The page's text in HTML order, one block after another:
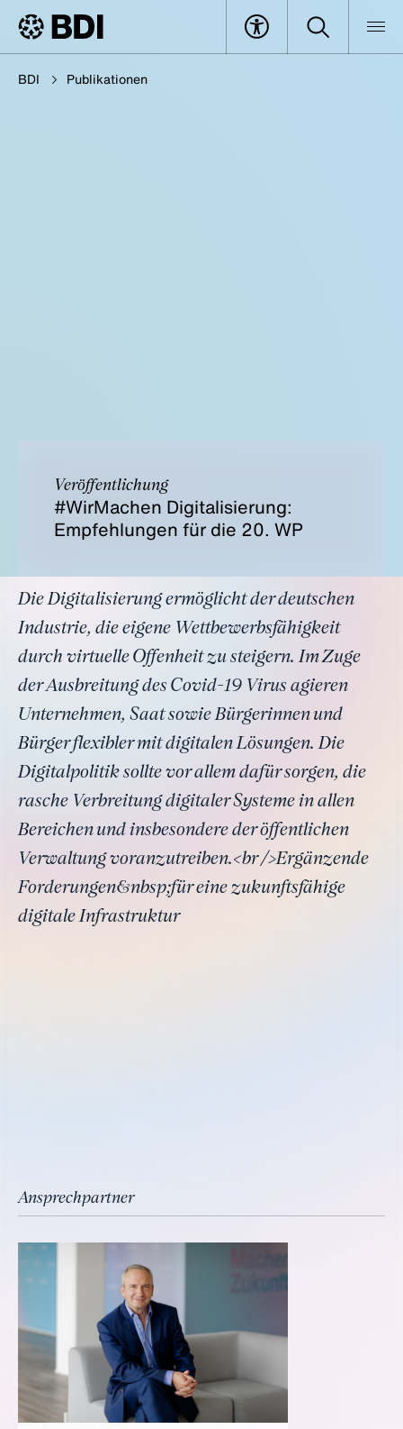
BDI Publikationen
Veröffentlichung
#WirMachen Digitalisierung:
Empfehlungen für die 20. WP
Die Digitalisierung ermöglicht der deutschen
Industrie, die eigene Wettbewerbsfähigkeit
durch virtuelle Offenheit zu steigern. Im Zuge
der Ausbreitung des Covid-19 Virus agieren
Unternehmen, Saat sowie Bürgerinnen und
Bürger flexibler mit digitalen Lösungen. Die
Digitalpolitik sollte vor allem dafür sorgen, die
rasche Verbreitung digitaler Systeme in allen
Bereichen und insbesondere der öffentlichen
Verwaltung voranzutreiben.<br />Ergänzende
Forderungen&nbsp;für eine zukunftsfähige
digitale Infrastruktur
Ansprechpartner